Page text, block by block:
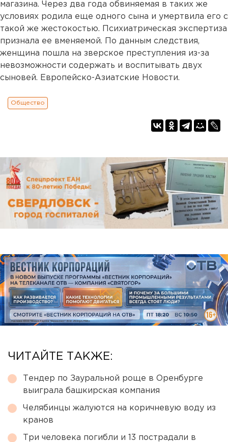
магазина. Через два года обвиняемая в таких же
условиях родила еще одного сына и умертвила его с
такой же жестокостью. Психиатрическая экспертиза
признала ее вменяемой. По данным следствия,
женщина пошла на зверское преступления из-за
невозможности содержать и воспитывать двух
сыновей. Европейско-Азиатские Новости.
Общество
ЧИТАЙТЕ ТАКЖЕ:
Тендер по Зауральной роще в Оренбурге
выиграла башкирская компания
Челябинцы жалуются на коричневую воду из
кранов
Три человека погибли и 13 пострадали в